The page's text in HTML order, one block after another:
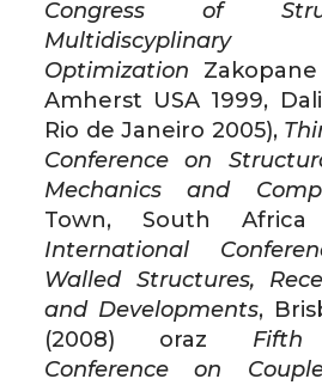
Congress of
Multidiscyplinary
Optimization
Amherst USA 1999,
Rio de Janeiro 2005),
Conference on
Mechanics and
Town, South
International
Walled Structures,
and Developments,
(2008) oraz Fifth
Conference on